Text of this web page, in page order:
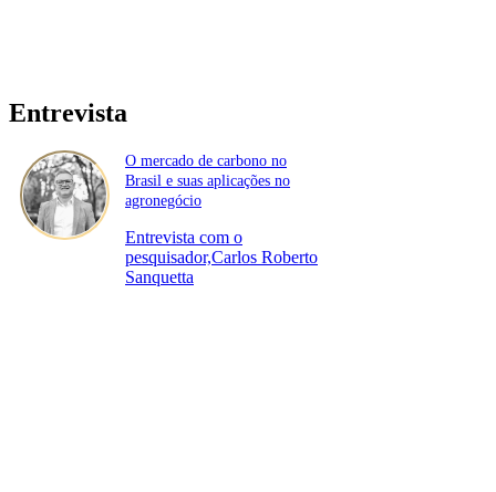
Entrevista
O mercado de carbono no
Brasil e suas aplicações no
agronegócio
Entrevista com o
pesquisador,Carlos Roberto
Sanquetta